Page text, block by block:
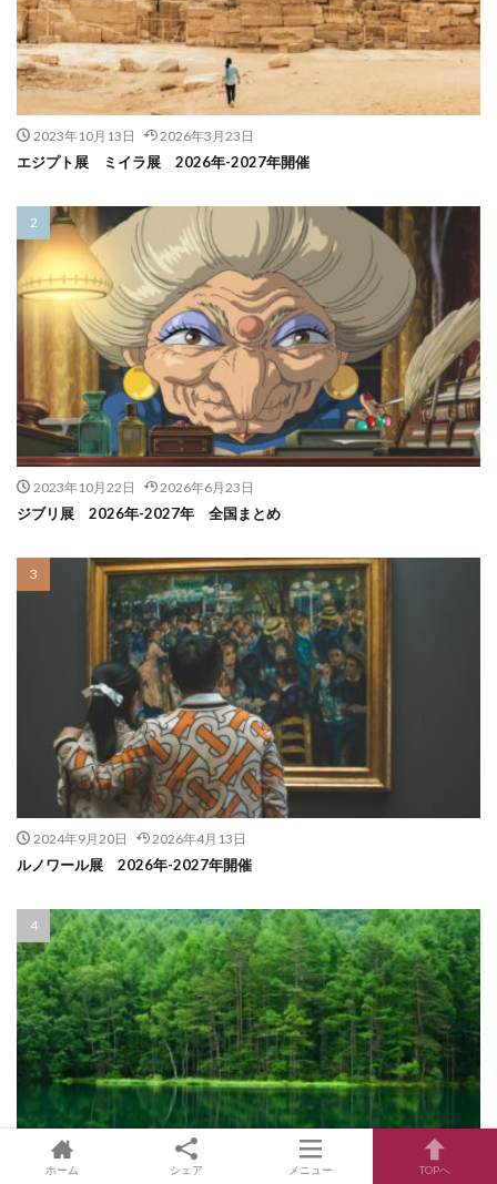
2023年10月13日 2026年3月23日
エジプト展 ミイラ展 2026年-2027年開催
2023年10月22日 2026年6月23日
ジブリ展 2026年-2027年 全国まとめ
2024年9月20日 2026年4月13日
ルノワール展 2026年-2027年開催
ホーム シェア メニュー TOPへ